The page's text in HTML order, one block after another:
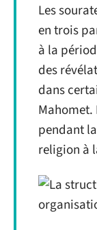
Les
en trois
à la
des
dans
Mahomet.
pendant
religion à